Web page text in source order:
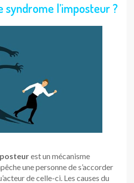
syndrome l’imposteur ?
est un mécanisme
une personne de s’accorder
de celle-ci. Les causes du